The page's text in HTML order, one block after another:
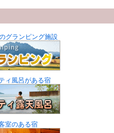
グランピング施設
ィ風呂がある宿
室のある宿